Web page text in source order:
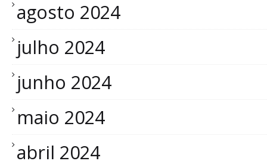
agosto 2024
julho 2024
junho 2024
maio 2024
abril 2024